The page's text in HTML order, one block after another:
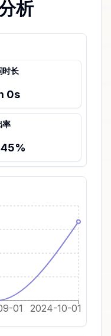
析
时长
0s
率
%
01 2024-10-01